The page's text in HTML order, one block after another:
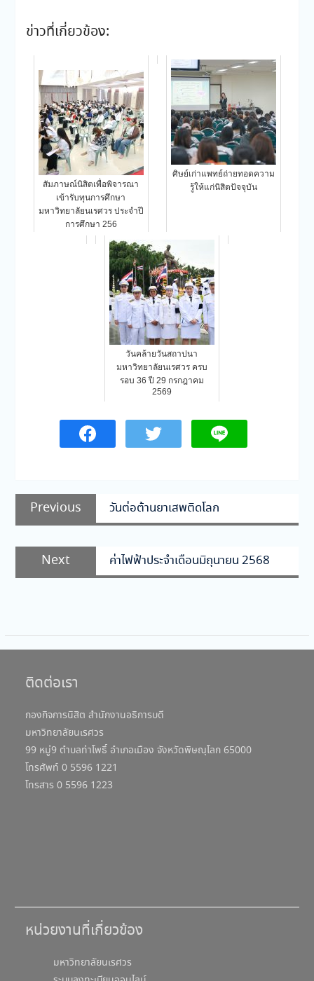
ข่าวที่เกี่ยวข้อง:
สัมภาษณ์นิสิตเพื่อพิจารณา
เข้ารับทุนการศึกษา
มหาวิทยาลัยนเรศวร ประจำปี
การศึกษา 256
ศิษย์เก่าแพทย์ถ่ายทอดความ
รู้ให้แก่นิสิตปัจจุบัน
วันคล้ายวันสถาปนา
มหาวิทยาลัยนเรศวร ครบ
รอบ 36 ปี 29 กรกฎาคม
2569
แนะแนว
เรื่อง
Previous
Previous
post:
วันต่อต้านยาเสพติดโลก
Next
Next
post:
ค่าไฟฟ้าประจำเดือนมิถุนายน 2568
ติดต่อเรา
กองกิจการนิสิต สำนักงานอธิการบดี
มหาวิทยาลัยนเรศวร
99 หมู่9 ตำบลท่าโพธิ์ อำเภอเมือง จังหวัดพิษณุโลก 65000
โทรศัพท์ 0 5596 1221
โทรสาร 0 5596 1223
หน่วยงานที่เกี่ยวข้อง
มหาวิทยาลัยนเรศวร